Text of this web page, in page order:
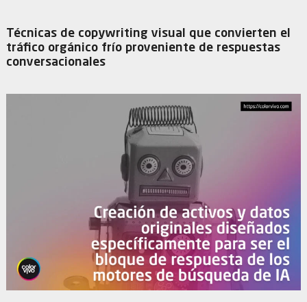
Técnicas de copywriting visual que convierten el
tráfico orgánico frío proveniente de respuestas
conversacionales